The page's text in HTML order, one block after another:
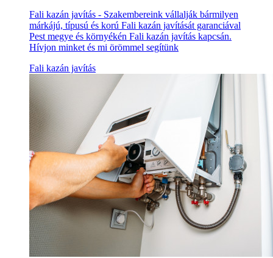
Fali kazán javítás - Szakembereink vállalják bármilyen
márkájú, típusú és korú Fali kazán javítását garanciával
Pest megye és környékén Fali kazán javítás kapcsán.
Hívjon minket és mi örömmel segítünk
Fali kazán javítás